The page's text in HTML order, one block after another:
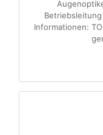
Informationen: